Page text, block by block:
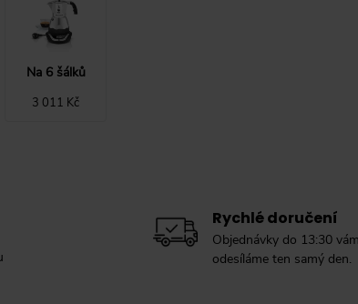
Na 6 šálků
3 011 Kč
Rychlé doručení
Objednávky do 13:30 vám
odesíláme ten samý den.